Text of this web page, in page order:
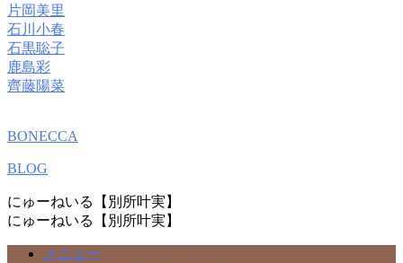
片岡美里
石川小春
石黒聡子
鹿島彩
齊藤陽菜
BONECCA
BLOG
にゅーねいる【別所叶実】
にゅーねいる【別所叶実】
メニュー